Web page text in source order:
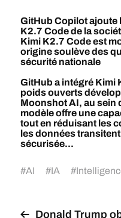
GitHub Copilot ajoute
K2.7 Code de la
Kimi K2.7 Code est
origine soulève des
sécurité nationale
GitHub a intégré Kimi
poids ouverts
Moonshot AI, au sein
modèle offre une
tout en réduisant les
les données
sécurisée...
#AI #IA #
Donald Trump